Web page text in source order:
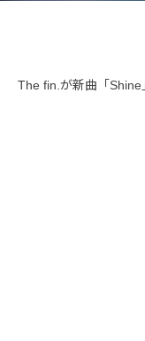
The fin.が新曲「Shine